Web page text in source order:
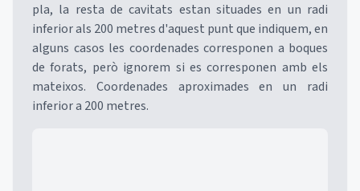
pla, la resta de cavitats estan situades en un radi
inferior als 200 metres d'aquest punt que indiquem, en
alguns casos les coordenades corresponen a boques
de forats, però ignorem si es corresponen amb els
mateixos. Coordenades aproximades en un radi
inferior a 200 metres.